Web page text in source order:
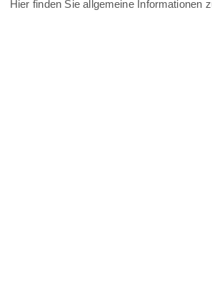
Hier finden Sie allgemeine Informationen